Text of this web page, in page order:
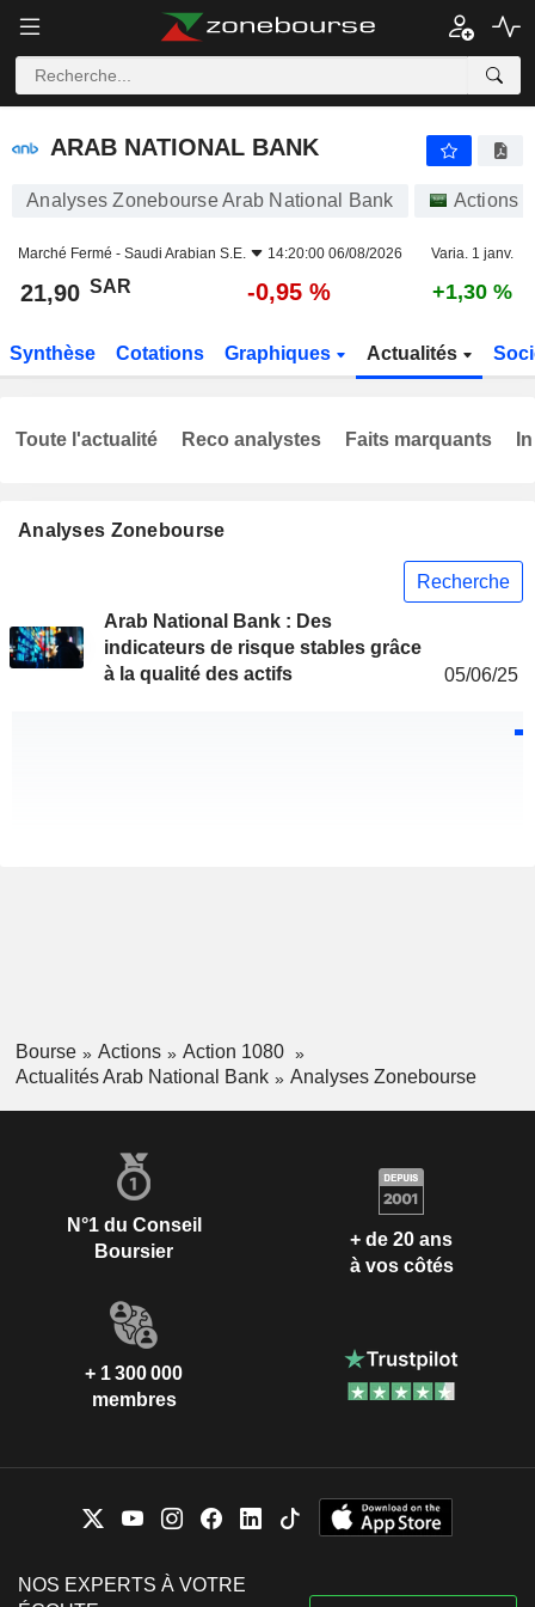
ARAB NATIONAL BANK
ARAB NATIONAL BANK
Analyses Zonebourse Arab National Bank Actions
Marché Fermé - Saudi Arabian S.E. 14:20:00 06/08/2026 Varia. 1 janv.
21,90 SAR -0,95 % +1,30 %
Synthèse Cotations Graphiques Actualités
Analyses Zonebourse
Recherche
Arab National Bank : Des
indicateurs de risque stables grâce
à la qualité des actifs
05/06/25
Toute l'actualité Reco analystes Faits marquants
Bourse Actions
Action 1080
Actualités Arab National Bank
Analyses Zonebourse
N°1 du Conseil
Boursier
+ de 20 ans
à vos côtés
+ 1 300 000
membres
NOS EXPERTS À VOTRE